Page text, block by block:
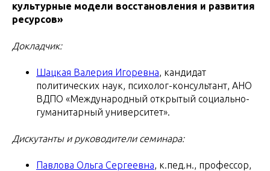
культурные модели восстановления и развития
ресурсов»
Докладчик:
Шацкая Валерия Игоревна, кандидат
политических наук, психолог-консультант, АНО
ВДПО «Международный открытый социально-
гуманитарный университет».
Дискутанты и руководители семинара:
Павлова Ольга Сергеевна, к.пед.н., профессор,